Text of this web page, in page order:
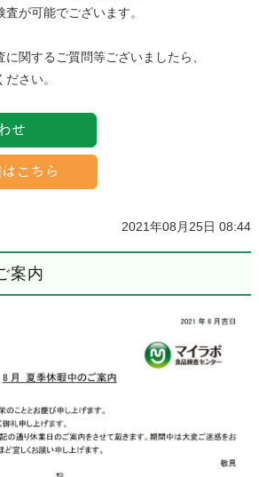
が可能でございます。
関するご質問等ございましたら、
さい。
2021年08月25日 08:44
案内